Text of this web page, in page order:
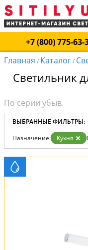
+7 (800) 775-63-
Главная / Каталог/
Светильник
ВЫБРАННЫЕ ФИЛЬТРЫ:
Назначение: Кухня
Вид:
Светильники